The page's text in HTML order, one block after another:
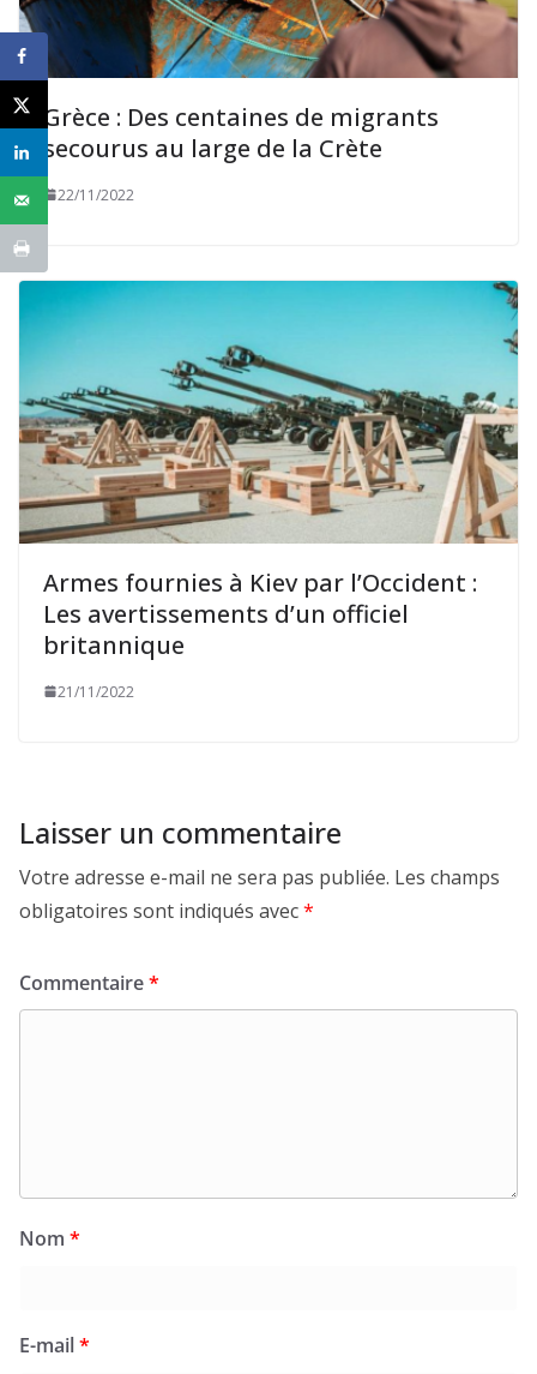
Grèce : Des centaines de migrants
secourus au large de la Crète
22/11/2022
Armes fournies à Kiev par l’Occident :
Les avertissements d’un officiel
britannique
21/11/2022
Laisser un commentaire
Votre adresse e-mail ne sera pas publiée. Les champs
obligatoires sont indiqués avec*
Commentaire*
Nom *
E-mail*